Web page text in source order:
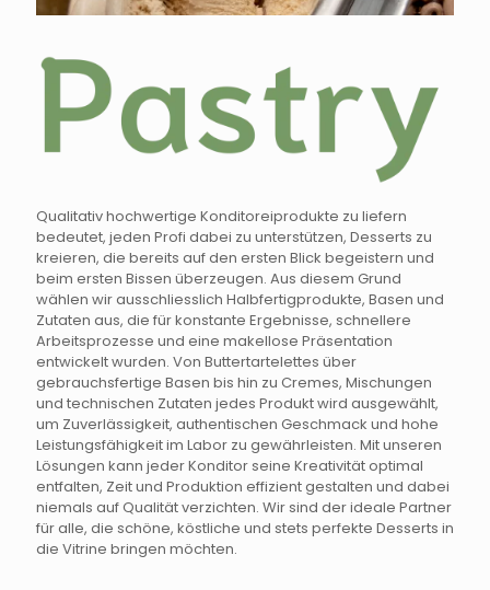
Qualitativ hochwertige Konditoreiprodukte zu liefern
bedeutet, jeden Profi dabei zu unterstützen, Desserts zu
kreieren, die bereits auf den ersten Blick begeistern und
beim ersten Bissen überzeugen. Aus diesem Grund
wählen wir ausschliesslich Halbfertigprodukte, Basen und
Zutaten aus, die für konstante Ergebnisse, schnellere
Arbeitsprozesse und eine makellose Präsentation
entwickelt wurden. Von Buttertartelettes über
gebrauchsfertige Basen bis hin zu Cremes, Mischungen
und technischen Zutaten jedes Produkt wird ausgewählt,
um Zuverlässigkeit, authentischen Geschmack und hohe
Leistungsfähigkeit im Labor zu gewährleisten. Mit unseren
Lösungen kann jeder Konditor seine Kreativität optimal
entfalten, Zeit und Produktion effizient gestalten und dabei
niemals auf Qualität verzichten. Wir sind der ideale Partner
für alle, die schöne, köstliche und stets perfekte Desserts in
die Vitrine bringen möchten.